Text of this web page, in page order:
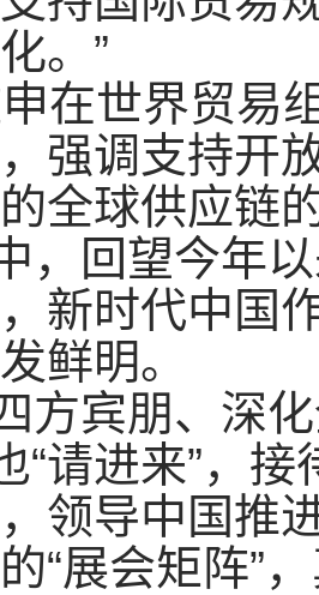
。”
在世界贸易
强调支持开
全球供应链
，回望今年
新时代中国
鲜明。
方宾朋、深
“请进来”，
领导中国推
“展会矩阵”